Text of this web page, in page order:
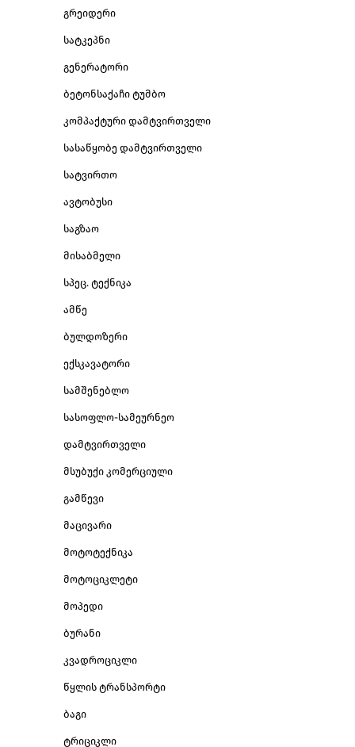
გრეიდერი
სატკეპნი
გენერატორი
ბეტონსაქაჩი ტუმბო
კომპაქტური დამტვირთველი
სასაწყობე დამტვირთველი
სატვირთო
ავტობუსი
საგზაო
მისაბმელი
სპეც. ტექნიკა
ამწე
ბულდოზერი
ექსკავატორი
სამშენებლო
სასოფლო-სამეურნეო
დამტვირთველი
მსუბუქი კომერციული
გამწევი
მაცივარი
მოტოტექნიკა
მოტოციკლეტი
მოპედი
ბურანი
კვადროციკლი
წყლის ტრანსპორტი
ბაგი
ტრიციკლი